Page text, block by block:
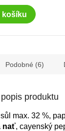
košíku
Podobné (6)
produktu
sůl max. 32 %,
nať, cayenský